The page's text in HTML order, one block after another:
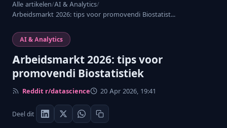
Alle artikelen/AI & Analytics/
Arbeidsmarkt 2026: tips voor promovendi Biostatist...
AI & Analytics
Arbeidsmarkt 2026: tips voor
promovendi Biostatistiek
Reddit r/datascience 20 Apr 2026, 19:41
Deel dit